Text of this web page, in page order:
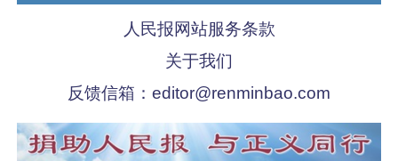
人民报网站服务条款
关于我们
反馈信箱： editor@renminbao.com